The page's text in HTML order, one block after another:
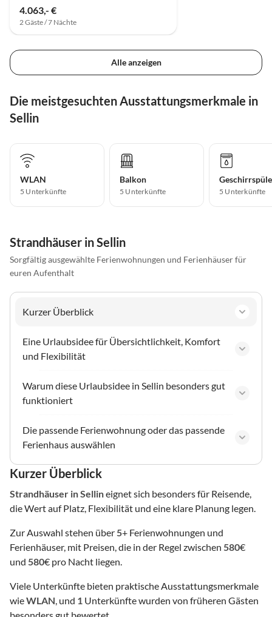
4.063,- €
2 Gäste / 7 Nächte
Alle anzeigen
Die meistgesuchten Ausstattungsmerkmale in
Sellin
WLAN
5 Unterkünfte
Balkon
5 Unterkünfte 5 Unterkünfte
Strandhäuser in Sellin
Sorgfältig ausgewählte Ferienwohnungen und Ferienhäuser für
euren Aufenthalt
Kurzer Überblick
Eine Urlaubsidee für Übersichtlichkeit, Komfort
und Flexibilität
Warum diese Urlaubsidee in Sellin besonders gut
funktioniert
Die passende Ferienwohnung oder das passende
Ferienhaus auswählen
Kurzer Überblick
Strandhäuser in Sellineignet sich besonders für Reisende,
die Wert auf Platz, Flexibilität und eine klare Planung legen.
Zur Auswahl stehen über5+ Ferienwohnungen und
Ferienhäuser, mit Preisen, die in der Regel zwischen 580€
und 580€ pro Nacht liegen.
Viele Unterkünfte bieten praktische Ausstattungsmerkmale
wieWLAN, und 1 Unterkünfte wurden von früheren Gästen